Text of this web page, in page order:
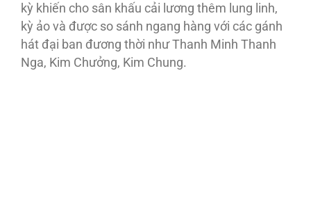
kỳ khiến cho sân khấu cải lương thêm lung linh,
kỳ ảo và được so sánh ngang hàng với các gánh
hát đại ban đương thời như Thanh Minh Thanh
Nga, Kim Chưởng, Kim Chung.